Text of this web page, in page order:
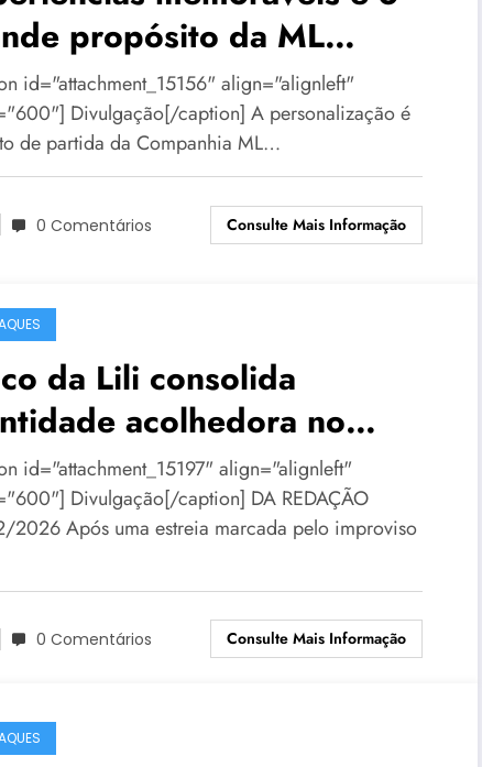
propósito da ML
id="attachment_15156" align="alignleft"
Divulgação[/caption] A personalização é
de partida da Companhia ML…
0 Comentários Consulte Mais Informação
da Lili consolida
acolhedora no
de BH
id="attachment_15197" align="alignleft"
Divulgação[/caption] DA REDAÇÃO
Após uma estreia marcada pelo improviso
0 Comentários Consulte Mais Informação